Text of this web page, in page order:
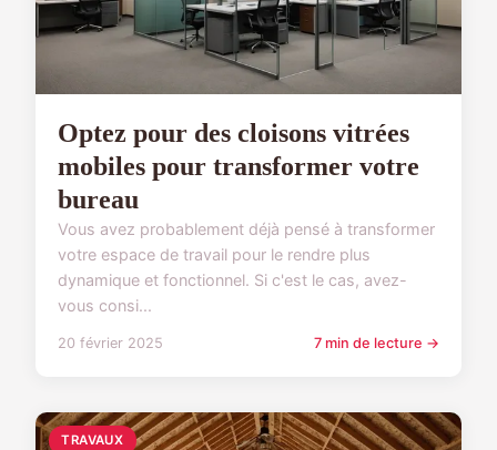
Optez pour des cloisons vitrées
mobiles pour transformer votre
bureau
Vous avez probablement déjà pensé à transformer
votre espace de travail pour le rendre plus
dynamique et fonctionnel. Si c'est le cas, avez-
vous consi...
20 février 2025 7 min de lecture →
TRAVAUX